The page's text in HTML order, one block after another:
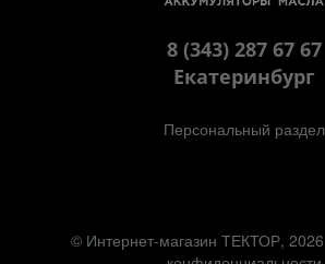
8 (343) 287 67 67
Екатеринбург
Персональный раздел
© Интернет-магазин ТЕКТОР, 2026